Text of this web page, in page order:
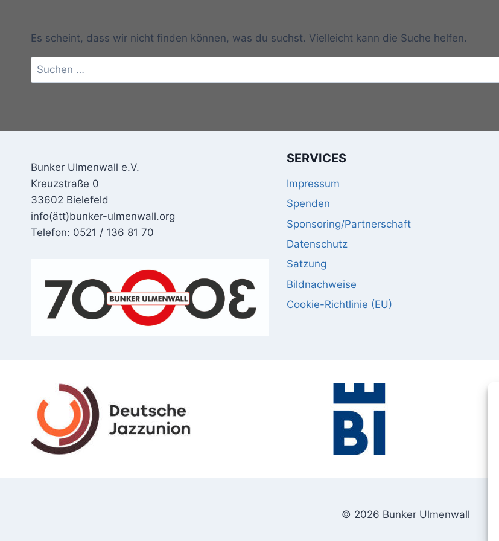
Es scheint, dass wir nicht finden können, was du suchst. Vielleicht kann die Suche helfen.
Suchen
nach:
Bunker Ulmenwall e.V.
Kreuzstraße 0
33602 Bielefeld
info(ätt)bunker-ulmenwall.org
Telefon: 0521 / 136 81 70
SERVICES
Impressum
Spenden
Sponsoring/Partnerschaft
Datenschutz
Satzung
Bildnachweise
Cookie-Richtlinie (EU)
© 2026 Bunker Ulmenwall